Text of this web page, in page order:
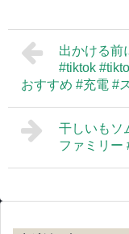
出かける前
#tiktok
おすすめ #充電 #
干しいもソ
ファミリー